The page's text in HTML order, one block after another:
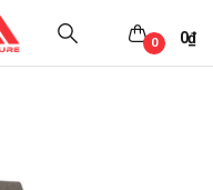
0₫
0